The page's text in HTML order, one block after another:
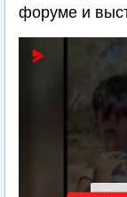
форуме и